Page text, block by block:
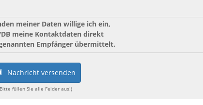
meiner Daten willige ich ein,
meine Kontaktdaten direkt
Empfänger übermittelt.
Nachricht versenden
füllen Sie alle Felder aus!)